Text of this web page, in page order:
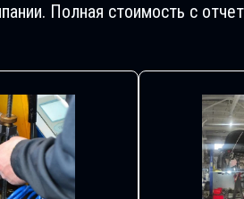
Полная стоимость с